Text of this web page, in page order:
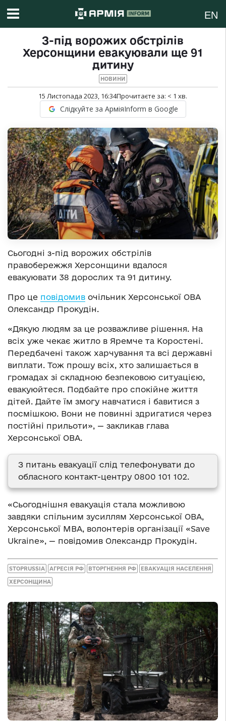
EN
З-під ворожих обстрілів
Херсонщини евакуювали ще 91
дитину
НОВИНИ
15 Листопада 2023, 16:34Прочитаєте за: < 1 хв.
Слідкуйте за АрміяInform в Google
Сьогодні з-під ворожих обстрілів
правобережжя Херсонщини вдалося
евакуювати 38 дорослих та 91 дитину.
Про це повідомив очільник Херсонської ОВА
Олександр Прокудін.
«Дякую людям за це розважливе рішення. На
всіх уже чекає житло в Яремче та Коростені.
Передбачені також харчування та всі державні
виплати. Тож прошу всіх, хто залишається в
громадах зі складною безпековою ситуацією,
евакуюйтеся. Подбайте про спокійне життя
дітей. Дайте їм змогу навчатися і бавитися з
посмішкою. Вони не повинні здригатися через
постійні прильоти», — закликав глава
Херсонської ОВА.
З питань евакуації слід телефонувати до
обласного контакт-центру 0800 101 102.
«Сьогоднішня евакуація стала можливою
завдяки спільним зусиллям Херсонської ОВА,
Херсонської МВА, волонтерів організації «Save
Ukraine», — повідомив Олександр Прокудін.
STOPRUSSIA АГРЕСІЯ РФ ВТОРГНЕННЯ РФ ЕВАКУАЦІЯ НАСЕЛЕННЯ
ХЕРСОНЩИНА